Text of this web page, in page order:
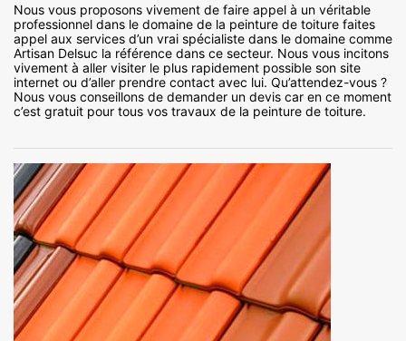
Nous vous proposons vivement de faire appel à un véritable
professionnel dans le domaine de la peinture de toiture faites
appel aux services d’un vrai spécialiste dans le domaine comme
Artisan Delsuc la référence dans ce secteur. Nous vous incitons
vivement à aller visiter le plus rapidement possible son site
internet ou d’aller prendre contact avec lui. Qu’attendez-vous ?
Nous vous conseillons de demander un devis car en ce moment
c’est gratuit pour tous vos travaux de la peinture de toiture.